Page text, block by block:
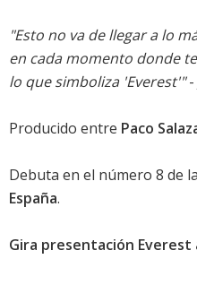
"Esto no va de llegar a lo
en cada momento donde
lo que simboliza 'Everest'"-
Producido entre Paco
Debuta en el número 8 de la
España.
Gira presentación Everest